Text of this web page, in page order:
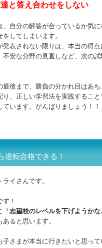
と答え合わせをしない
自分の解答が合っているか気に
してしまいます。
発表されない限りは、本当の得
不安な分野の見直しなど、次の
最後まで、勝負の分かれ目はあ
り、正しい学習法を実践するこ
ています。がんばりましょう！！
転合格できる！
イさんです。
！
「志望校のレベルを下げようかな
ると思います。
子さまが本当に行きたいと思っ